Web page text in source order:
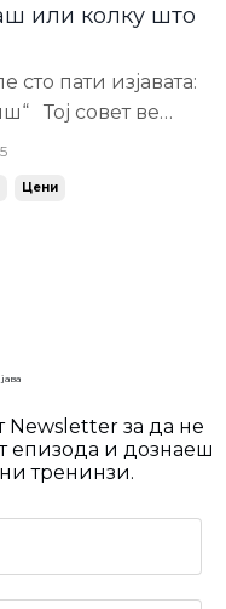
или колку што
сто пати изјавата:
Тој совет ве
вредност не е
Цени
Newsletter за да не
епизода и дознаеш
тренинзи.